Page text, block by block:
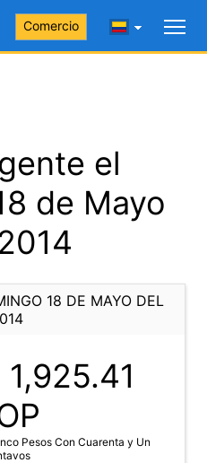
Comercio
el
de Mayo
18 DE MAYO DEL
1,925.41
Pesos Con Cuarenta y Un